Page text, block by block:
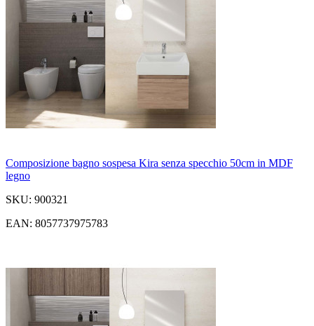
Composizione bagno sospesa Kira senza specchio 50cm in MDF
legno
SKU: 900321
EAN: 8057737975783